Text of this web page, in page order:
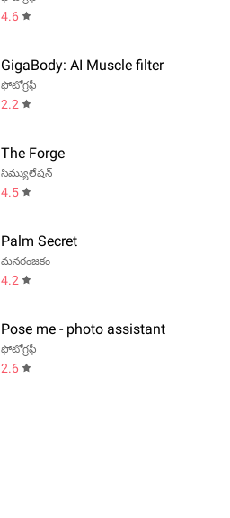
4.6
GigaBody: AI Muscle filter
ఫోటోగ్రఫీ
2.2
The Forge
సిమ్యులేషన్
4.5
Palm Secret
మనరంజకం
4.2
Pose me - photo assistant
ఫోటోగ్రఫీ
2.6